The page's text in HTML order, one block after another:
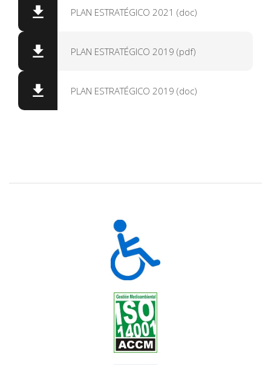
PLAN ESTRATÉGICO 2021 (doc)
PLAN ESTRATÉGICO 2019 (pdf)
PLAN ESTRATÉGICO 2019 (doc)